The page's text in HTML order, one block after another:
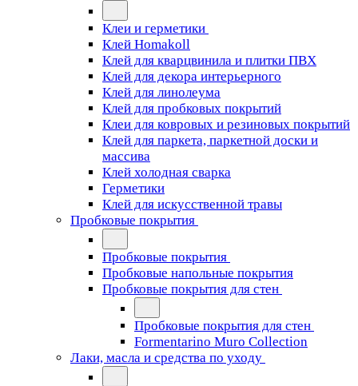
Клеи и герметики
Клей Homakoll
Клей для кварцвинила и плитки ПВХ
Клей для декора интерьерного
Клей для линолеума
Клей для пробковых покрытий
Клеи для ковровых и резиновых покрытий
Клей для паркета, паркетной доски и
массива
Клей холодная сварка
Герметики
Клей для искусственной травы
Пробковые покрытия
Пробковые покрытия
Пробковые напольные покрытия
Пробковые покрытия для стен
Пробковые покрытия для стен
Formentarino Muro Collection
Лаки, масла и средства по уходу